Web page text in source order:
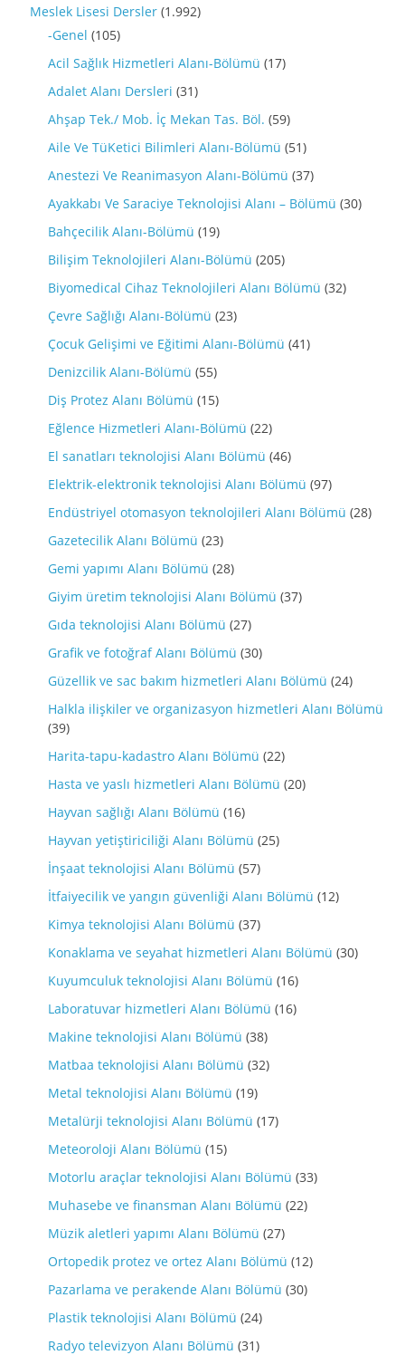
Meslek Lisesi Dersler (1.992)
-Genel (105)
Acil Sağlık Hizmetleri Alanı-Bölümü (17)
Adalet Alanı Dersleri (31)
Ahşap Tek./ Mob. İç Mekan Tas. Böl. (59)
Aile Ve TüKetici Bilimleri Alanı-Bölümü (51)
Anestezi Ve Reanimasyon Alanı-Bölümü (37)
Ayakkabı Ve Saraciye Teknolojisi Alanı – Bölümü (30)
Bahçecilik Alanı-Bölümü (19)
Bilişim Teknolojileri Alanı-Bölümü (205)
Biyomedical Cihaz Teknolojileri Alanı Bölümü (32)
Çevre Sağlığı Alanı-Bölümü (23)
Çocuk Gelişimi ve Eğitimi Alanı-Bölümü (41)
Denizcilik Alanı-Bölümü (55)
Diş Protez Alanı Bölümü (15)
Eğlence Hizmetleri Alanı-Bölümü (22)
El sanatları teknolojisi Alanı Bölümü (46)
Elektrik-elektronik teknolojisi Alanı Bölümü (97)
Endüstriyel otomasyon teknolojileri Alanı Bölümü (28)
Gazetecilik Alanı Bölümü (23)
Gemi yapımı Alanı Bölümü (28)
Giyim üretim teknolojisi Alanı Bölümü (37)
Gıda teknolojisi Alanı Bölümü (27)
Grafik ve fotoğraf Alanı Bölümü (30)
Güzellik ve sac bakım hizmetleri Alanı Bölümü (24)
Halkla ilişkiler ve organizasyon hizmetleri Alanı Bölümü
(39)
Harita-tapu-kadastro Alanı Bölümü (22)
Hasta ve yaslı hizmetleri Alanı Bölümü (20)
Hayvan sağlığı Alanı Bölümü (16)
Hayvan yetiştiriciliği Alanı Bölümü (25)
İnşaat teknolojisi Alanı Bölümü (57)
İtfaiyecilik ve yangın güvenliği Alanı Bölümü (12)
Kimya teknolojisi Alanı Bölümü (37)
Konaklama ve seyahat hizmetleri Alanı Bölümü (30)
Kuyumculuk teknolojisi Alanı Bölümü (16)
Laboratuvar hizmetleri Alanı Bölümü (16)
Makine teknolojisi Alanı Bölümü (38)
Matbaa teknolojisi Alanı Bölümü (32)
Metal teknolojisi Alanı Bölümü (19)
Metalürji teknolojisi Alanı Bölümü (17)
Meteoroloji Alanı Bölümü (15)
Motorlu araçlar teknolojisi Alanı Bölümü (33)
Muhasebe ve finansman Alanı Bölümü (22)
Müzik aletleri yapımı Alanı Bölümü (27)
Ortopedik protez ve ortez Alanı Bölümü (12)
Pazarlama ve perakende Alanı Bölümü (30)
Plastik teknolojisi Alanı Bölümü (24)
Radyo televizyon Alanı Bölümü (31)